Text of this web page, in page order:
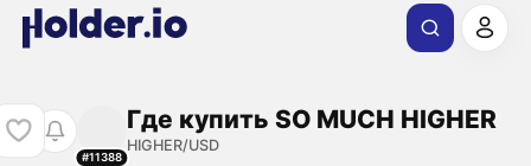
#11388
Где купить SO MUCH HIGHER
HIGHER/USD